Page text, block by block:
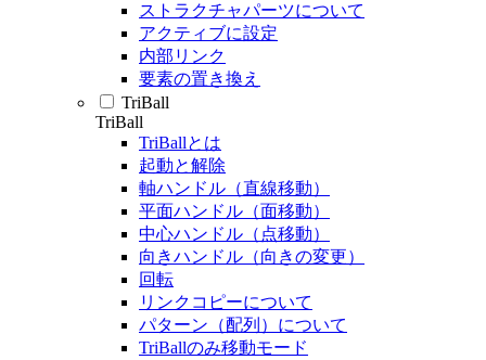
ストラクチャパーツについて
アクティブに設定
内部リンク
要素の置き換え
TriBall
TriBall
TriBallとは
起動と解除
軸ハンドル（直線移動）
平面ハンドル（面移動）
中心ハンドル（点移動）
向きハンドル（向きの変更）
回転
リンクコピーについて
パターン（配列）について
TriBallのみ移動モード